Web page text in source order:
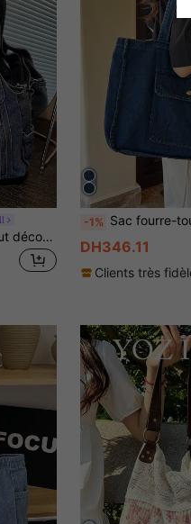
Nouveau sac fourre-tout décontracté chic en jean délavé grande capacité, sac à bandoulière et sac à main rétro polyvalent pour femme, convient pour les trajets et les courses
-1% Sac fourre-tout en denim délavé décontracté et grande capacité pour
DH346.11
Clients très